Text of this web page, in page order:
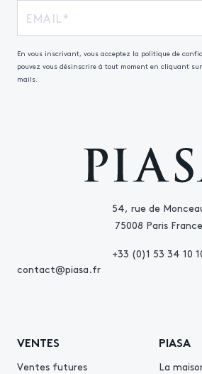
54, rue de
75008 Paris France
+33 (0)1 53 34 10
contact@piasa.fr
VENTES
Ventes futures
PIASA
La
En vous inscrivant, vous acceptez la politique de
pouvez vous désinscrire à tout moment en cliquant
mails.